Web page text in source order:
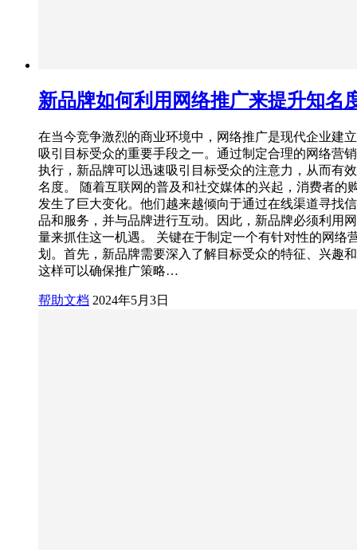
新品牌如何利用网络推广来提升知名
在当今竞争激烈的商业环境中，网络推广是现代企业建
吸引目标受众的重要手段之一。通过制定合理的网络营
执行，新品牌可以迅速吸引目标受众的注意力，从而有
名度。 随着互联网的普及和社交媒体的兴起，消费者的
发生了巨大变化。他们越来越倾向于通过在线渠道寻找
品和服务，并与品牌进行互动。因此，新品牌必须利用
量来抓住这一机遇。 关键在于制定一个有针对性的网络
划。首先，新品牌需要深入了解目标受众的特征、兴趣
这样可以确保推广策略…
帮助文档 2024年5月3日